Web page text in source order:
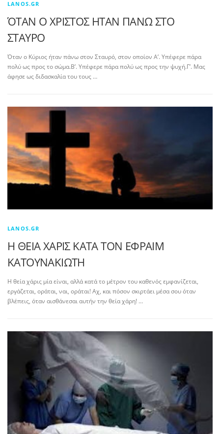
LANOS.GR
ΌΤΑΝ Ο ΧΡΙΣΤΟΣ ΗΤΑΝ ΠΑΝΩ ΣΤΟ
ΣΤΑΥΡΟ
Όταν ο Κύριος ήταν πάνω στον Σταυρό, στον οποίον Α’. Υπέφερε πάρα
πολύ ως προς το σώμα.Β’. Υπέφερε πάρα πολύ ως προς την ψυχή.Γ’. Μας
άφησε ως διδασκαλία του τους …
LANOS.GR
Η ΘΕΙΑ ΧΑΡΙΣ ΚΑΤΑ ΤΟΝ ΕΦΡΑΙΜ
ΚΑΤΟΥΝΑΚΙΩΤΗ
Η θεία χάρις μία είναι, αλλά κατά το μέτρον του καθενός εμφανίζεται,
εργάζεται, οράται, ναι, οράται! Αχ, και πόσον σκιρτάει μέσα σου όταν
βλέπεις, όταν αισθάνεσαι αυτήν την θεία χάρη! …